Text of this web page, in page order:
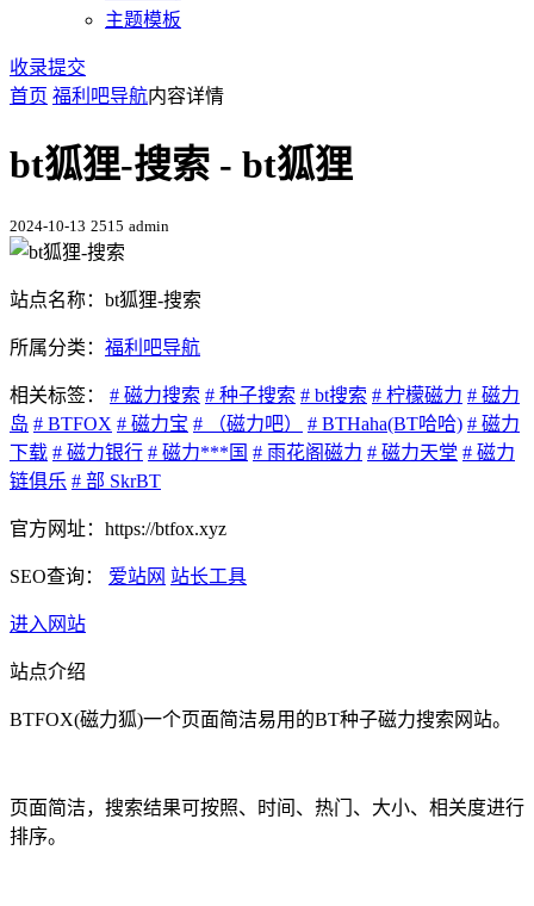
主题模板
收录提交
首页 福利吧导航内容详情
bt狐狸-搜索 - bt狐狸
2024-10-13 2515 admin
站点名称：bt狐狸-搜索
所属分类： 福利吧导航
相关标签： # 磁力搜索 # 种子搜索 # bt搜索 # 柠檬磁力 # 磁力
岛 # BTFOX # 磁力宝 # （磁力吧） # BTHaha(BT哈哈) # 磁力
下载 # 磁力银行 # 磁力***国 # 雨花阁磁力 # 磁力天堂 # 磁力
链俱乐 # 部 SkrBT
官方网址：https://btfox.xyz
SEO查询： 爱站网 站长工具
进入网站
站点介绍
BTFOX(磁力狐)一个页面简洁易用的BT种子磁力搜索网站。
页面简洁，搜索结果可按照、时间、热门、大小、相关度进行
排序。